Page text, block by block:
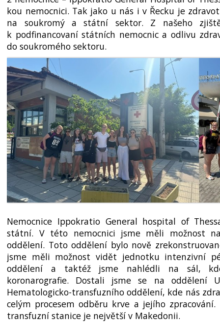
kou nemocnici. Tak jako u nás i v Řecku je
na soukromý a státní sektor. Z našeho
k podfinan­covaní státních nemocnic a odlivu
do soukromého sektoru.
Nemocnice Ippokratio General hospital of
státní. V této nemocnici jsme měli možnost
oddělení. Toto oddělení bylo nově
jsme měli možnost vidět jednotku intenzivní
oddělení a taktéž jsme nahlédli na sál,
koronarogra­fie. Dostali jsme se na oddělení
Hematologicko-transfuzního oddělení, kde nás
celým procesem odběru krve a jejího zpracování.
transfuzní stanice je největší v Makedonii.